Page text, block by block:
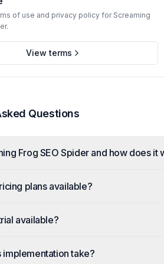
of use and privacy policy for Screaming
View terms
Questions
Frog SEO Spider and how does it
plans available?
available?
implementation take?